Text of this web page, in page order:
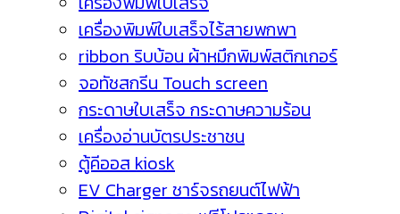
เครื่องพิมพ์ใบเสร็จไร้สายพกพา
ribbon ริบบ้อน ผ้าหมึกพิมพ์สติกเกอร์
จอทัชสกรีน Touch screen
กระดาษใบเสร็จ กระดาษความร้อน
เครื่องอ่านบัตรประชาชน
ตู้คีออส kiosk
EV Charger ชาร์จรถยนต์ไฟฟ้า